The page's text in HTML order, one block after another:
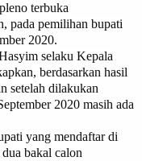
terbuka
pada pemilihan bupati
2020.
selaku Kepala
berdasarkan hasil
setelah dilakukan
2020 masih ada
yang mendaftar di
bakal calon